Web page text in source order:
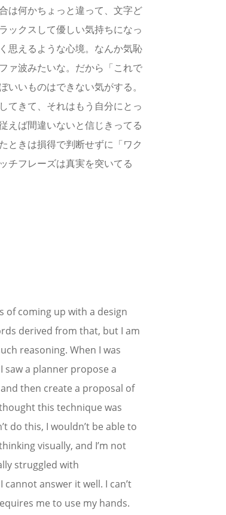
は何かちょっと違って、文字ど
ックスして優しい気持ちになっ
思えるような心境。なんか気恥
ァ波みたいな。だから「これで
いものはできない気がする。
てきて、それはもう自分にとっ
えば間違いないと信じきってる
ときは損得で判断せずに「ワク
チフレーズは真実を突いてる
of coming up with a design
derived from that, but I am
reasoning. When I was
saw a planner propose a
then create a proposal of
this technique was
do this, I wouldn’t be able to
visually, and I’m not
struggled with
answer it well. I can’t
me to use my hands.